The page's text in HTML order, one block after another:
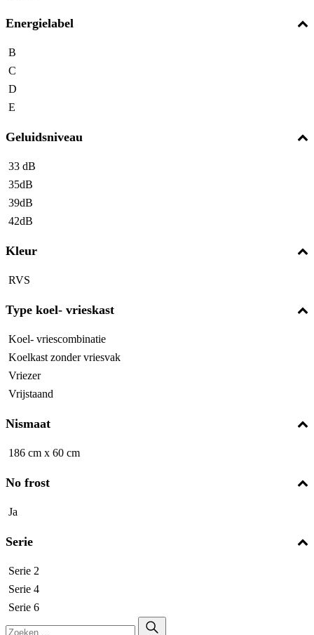
Energielabel
B
C
D
E
Geluidsniveau
33 dB
35dB
39dB
42dB
Kleur
RVS
Type koel- vrieskast
Koel- vriescombinatie
Koelkast zonder vriesvak
Vriezer
Vrijstaand
Nismaat
186 cm x 60 cm
No frost
Ja
Serie
Serie 2
Serie 4
Serie 6